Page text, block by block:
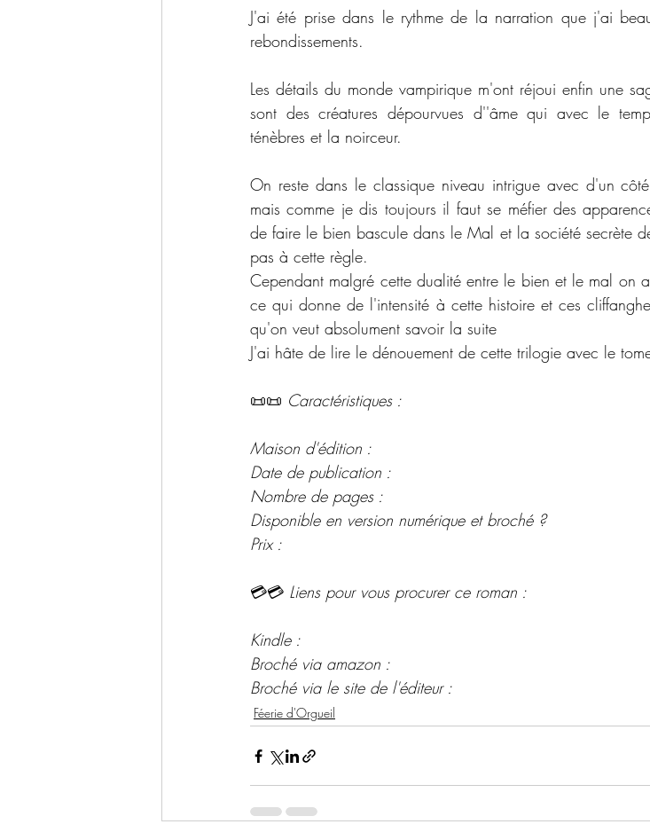
J'ai été prise dans le rythme de la narration que j'ai
rebondissements.
Les détails du monde vampirique m'ont réjoui enfin une
sont des créatures dépourvues d''âme qui avec le
ténèbres et la noirceur.
On reste dans le classique niveau intrigue avec d'un
mais comme je dis toujours il faut se méfier des
de faire le bien bascule dans le Mal et la société secrète
pas à cette règle.
Cependant malgré cette dualité entre le bien et le mal on
ce qui donne de l'intensité à cette histoire et ces
qu'on veut absolument savoir la suite
J'ai hâte de lire le dénouement de cette trilogie avec le
📜📜 Caractéristiques :
Maison d'édition :
Date de publication :
Nombre de pages :
Disponible en version numérique et broché ?
Prix :
💳💳 Liens pour vous procurer ce roman :
Kindle :
Broché via amazon :
Broché via le site de l'éditeur :
Féerie d'Orgueil